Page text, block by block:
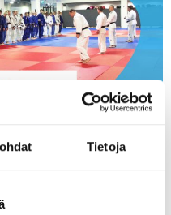
Tietoja
16. Kaikki
sekä henkilökohtaiset
hygieniaohjeita, jotka